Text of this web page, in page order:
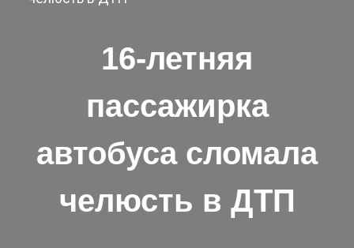
16-летняя
пассажирка
автобуса сломала
челюсть в ДТП